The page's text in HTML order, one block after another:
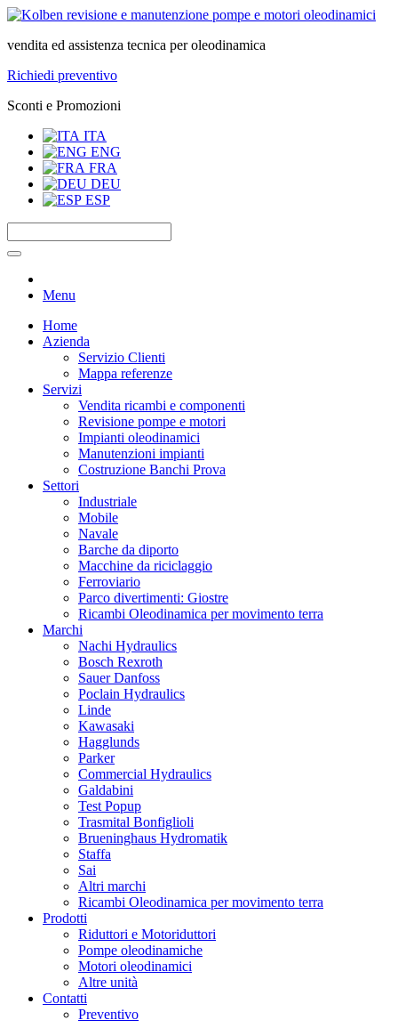
vendita ed assistenza tecnica per oleodinamica
Richiedi preventivo
Sconti e Promozioni
ITA
ENG
FRA
DEU
ESP
Menu
Home
Azienda
Servizio Clienti
Mappa referenze
Servizi
Vendita ricambi e componenti
Revisione pompe e motori
Impianti oleodinamici
Manutenzioni impianti
Costruzione Banchi Prova
Settori
Industriale
Mobile
Navale
Barche da diporto
Macchine da riciclaggio
Ferroviario
Parco divertimenti: Giostre
Ricambi Oleodinamica per movimento terra
Marchi
Nachi Hydraulics
Bosch Rexroth
Sauer Danfoss
Poclain Hydraulics
Linde
Kawasaki
Hagglunds
Parker
Commercial Hydraulics
Galdabini
Test Popup
Trasmital Bonfiglioli
Brueninghaus Hydromatik
Staffa
Sai
Altri marchi
Ricambi Oleodinamica per movimento terra
Prodotti
Riduttori e Motoriduttori
Pompe oleodinamiche
Motori oleodinamici
Altre unità
Contatti
Preventivo